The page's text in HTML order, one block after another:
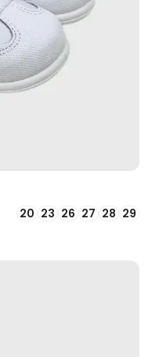
20 23 26 27 28 29